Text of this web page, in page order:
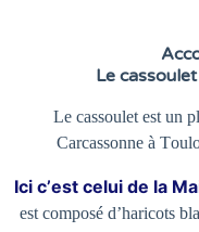
Le
Le cassoulet est un
Carcassonne à
Ici c’est celui de la
est composé d’haricots